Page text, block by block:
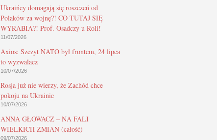
Ukraińcy domagają się roszczeń od
Polaków za wojnę?! CO TUTAJ SIĘ
WYRABIA?! Prof. Osadczy u Roli!
11/07/2026
Axios: Szczyt NATO był frontem, 24 lipca
to wyzwalacz
10/07/2026
Rosja już nie wierzy, że Zachód chce
pokoju na Ukrainie
10/07/2026
ANNA GŁOWACZ – NA FALI
WIELKICH ZMIAN (całość)
09/07/2026